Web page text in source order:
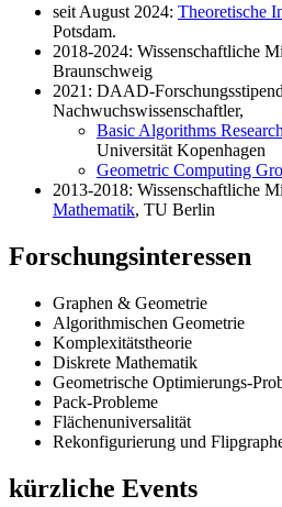
seit August 2024: Theoretische
Potsdam.
2018-2024: Wissenschaftliche
Braunschweig
2021: DAAD-
Nachwuchswissenschaftler,
Basic Algorithms
Universität Kopenhagen
Geometric Computing
2013-2018: Wissenschaftliche
Mathematik, TU Berlin
Forschungsinteressen
Graphen & Geometrie
Algorithmischen Geometrie
Komplexitätstheorie
Diskrete Mathematik
Geometrische Optimierungs-
Pack-Probleme
Flächenuniversalität
Rekonfigurierung und
kürzliche Events